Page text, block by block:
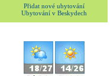
Přidat nové ubytování
Ubytování v Beskydech